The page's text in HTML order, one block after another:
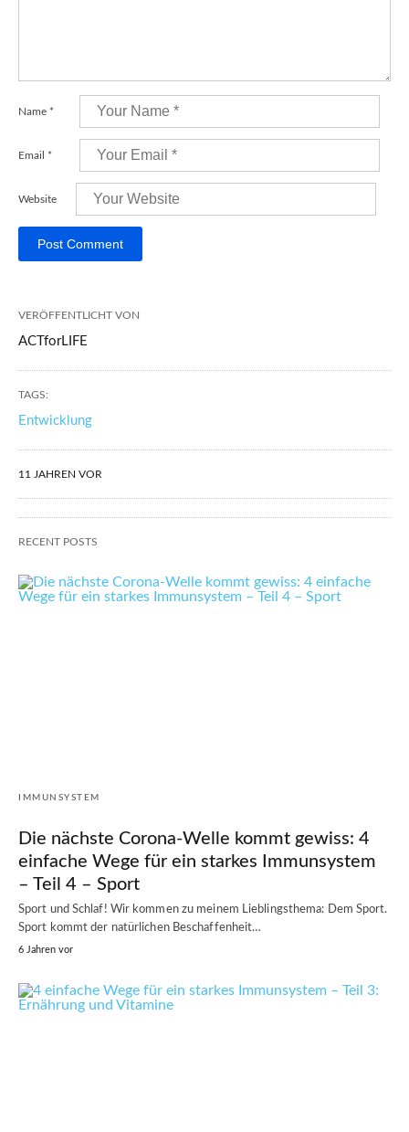
Name *
Email *
Website
VERÖFFENTLICHT VON
ACTforLIFE
TAGS:
Entwicklung
11 JAHREN VOR
RECENT POSTS
IMMUNSYSTEM
Die nächste Corona-Welle kommt gewiss: 4
einfache Wege für ein starkes Immunsystem
– Teil 4 – Sport
Sport und Schlaf! Wir kommen zu meinem Lieblingsthema: Dem Sport.
Sport kommt der natürlichen Beschaffenheit…
6 Jahren vor